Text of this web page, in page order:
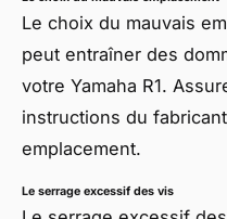
Le choix du mauvais
peut entraîner des
votre Yamaha R1.
instructions du
emplacement.
Le serrage excessif des vis